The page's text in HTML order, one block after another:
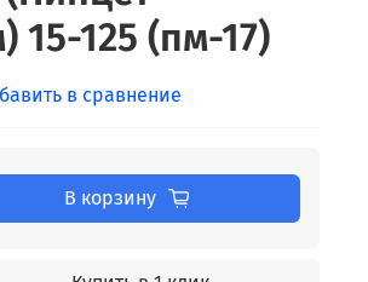
15-125 (пм-17)
в сравнение
В корзину